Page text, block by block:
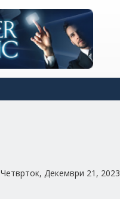
Четврток, Декември 21, 2023